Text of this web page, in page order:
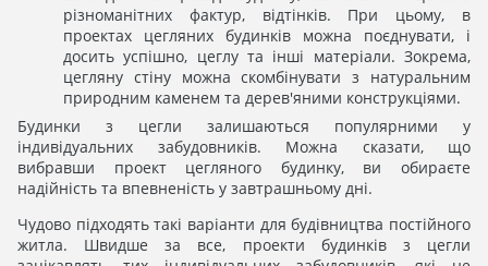
різноманітних фактур, відтінків. При цьому, в
проектах цегляних будинків можна поєднувати, і
досить успішно, цеглу та інші матеріали. Зокрема,
цегляну стіну можна скомбінувати з натуральним
природним каменем та дерев'яними конструкціями.
Будинки з цегли залишаються популярними у
індивідуальних забудовників. Можна сказати, що
вибравши проект цегляного будинку, ви обираєте
надійність та впевненість у завтрашньому дні.
Чудово підходять такі варіанти для будівництва постійного
житла. Швидше за все, проекти будинків з цегли